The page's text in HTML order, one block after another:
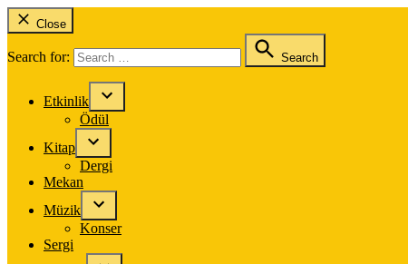
Close
Search for: Search
Etkinlik
Ödül
Kitap
Dergi
Mekan
Müzik
Konser
Sergi